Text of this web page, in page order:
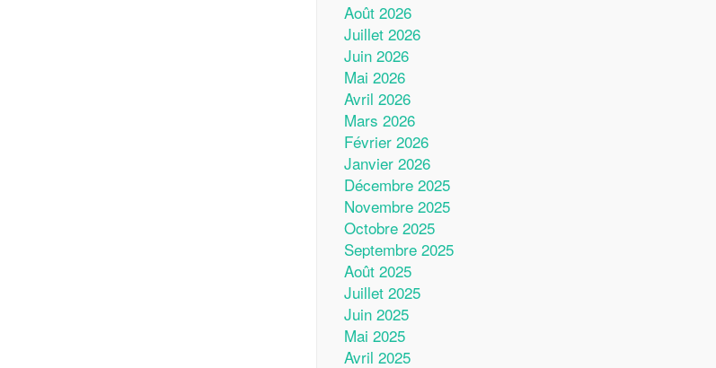
Août 2026
Juillet 2026
Juin 2026
Mai 2026
Avril 2026
Mars 2026
Février 2026
Janvier 2026
Décembre 2025
Novembre 2025
Octobre 2025
Septembre 2025
Août 2025
Juillet 2025
Juin 2025
Mai 2025
Avril 2025